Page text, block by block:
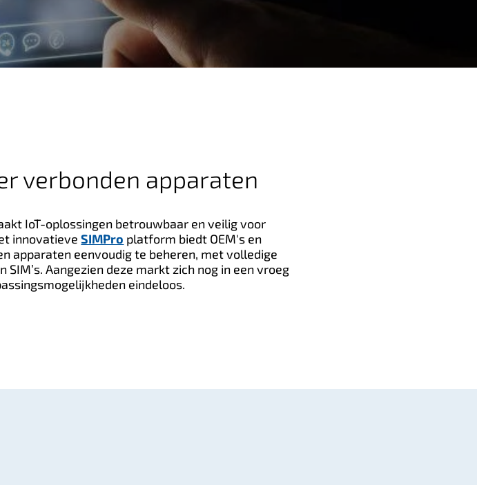
verbonden apparaten
IoT-oplossingen betrouwbaar en veilig voor
innovatieveSIMPro platform biedt OEM's en
apparaten eenvoudig te beheren, met volledige
Aangezien deze markt zich nog in een vroeg
eindeloos.